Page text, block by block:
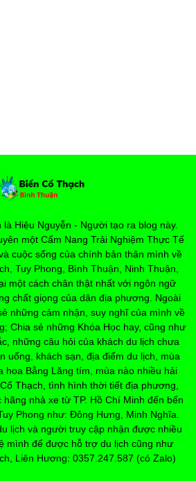
Hiệu Nguyễn - Người tạo ra blog này.
một Cẩm Nang Trải Nghiệm Thực Tế
cuộc sống của chính bản thân mình về
Tuy Phong, Bình Thuận, Ninh Thuận,
một cách chân thật nhất với ngôn ngữ
chất giọng của dân địa phương. Ngoài
những cảm nhận, suy nghĩ của mình về
Chia sẻ những Khóa Học hay, cũng như
những câu hỏi của khách du lịch chưa
uống, khách sạn, địa điểm du lịch, mùa
hoa Bằng Lăng tím, mùa nào nhiều hải
Thạch, tình hình thời tiết địa phương,
nhà xe từ TP. Hồ Chí Minh đến bến
Phong như: Đông Hưng, Minh Nghĩa.
lịch và người truy cập nhận được nhiều
mình để được hỗ trợ du lịch cũng như
Liên Hương: 0357.247.587 (có Zalo)